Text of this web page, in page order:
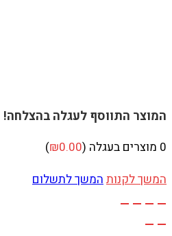
המוצר התווסף לעגלה בהצלחה!
0 מוצרים בעגלה ( ₪0.00
)
המשך לקנותהמשך לתשלום